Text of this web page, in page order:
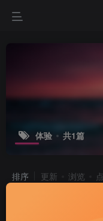
体验 共1篇
排序 更新 浏览